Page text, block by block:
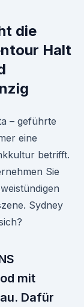
die
Halt
– geführte
eine
betrifft.
Sie
Sydney
mit
Dafür